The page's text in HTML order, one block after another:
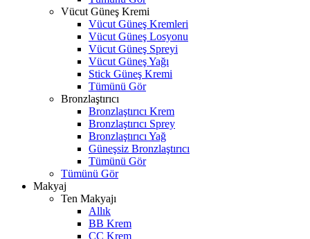
Vücut Güneş Kremi
Vücut Güneş Kremleri
Vücut Güneş Losyonu
Vücut Güneş Spreyi
Vücut Güneş Yağı
Stick Güneş Kremi
Tümünü Gör
Bronzlaştırıcı
Bronzlaştırıcı Krem
Bronzlaştırıcı Sprey
Bronzlaştırıcı Yağ
Güneşsiz Bronzlaştırıcı
Tümünü Gör
Tümünü Gör
Makyaj
Ten Makyajı
Allık
BB Krem
CC Krem